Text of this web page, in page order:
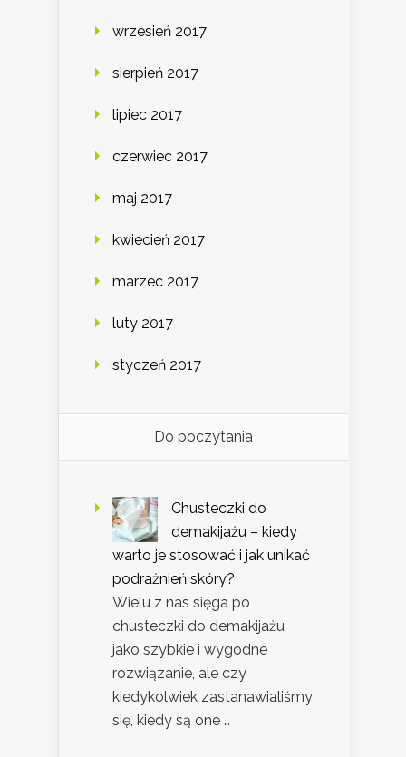
wrzesień 2017
sierpień 2017
lipiec 2017
czerwiec 2017
maj 2017
kwiecień 2017
marzec 2017
luty 2017
styczeń 2017
Do poczytania
Chusteczki do
demakijażu – kiedy
warto je stosować i jak unikać
podrażnień skóry?
Wielu z nas sięga po
chusteczki do demakijażu
jako szybkie i wygodne
rozwiązanie, ale czy
kiedykolwiek zastanawialiśmy
się, kiedy są one …